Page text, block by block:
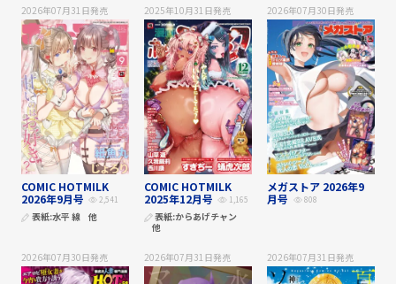
2026年07月31日発売
COMIC HOTMILK
2026年9月号
2,541
表紙:水平 線 他
2025年10月31日発売
COMIC HOTMILK
2025年12月号
1,165
表紙:からあげチャン
他
2026年07月30日発売
メガストア 2026年9
月号
808
2026年07月30日発売 2026年07月31日発売 2026年07月31日発売